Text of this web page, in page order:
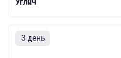
Углич
3 день